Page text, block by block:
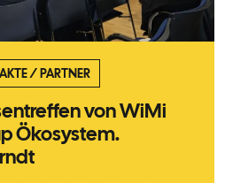
/PARTNER
von WiMi
Ökosystem.